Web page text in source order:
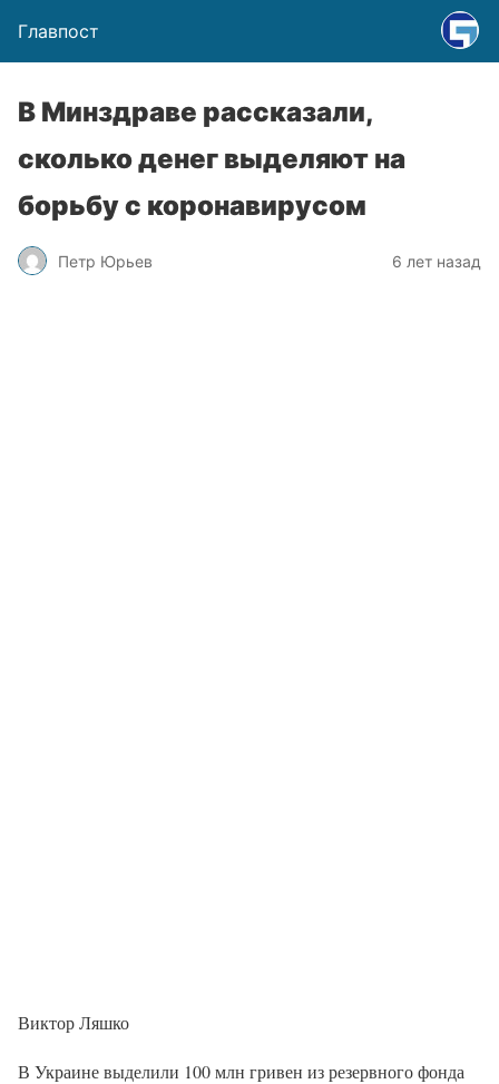
Главпост
В Минздраве рассказали,
сколько денег выделяют на
борьбу с коронавирусом
Петр Юрьев 6 лет назад
Виктор Ляшко
В Украине выделили 100 млн гривен из резервного фонда